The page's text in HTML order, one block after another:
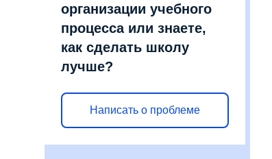
организации учебного
процесса или знаете,
как сделать школу
лучше?
Написать о проблеме